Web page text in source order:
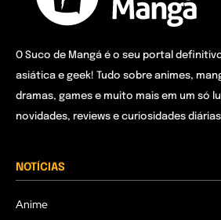
O Suco de Mangá é o seu portal
asiática e geek! Tudo sobre animes,
dramas, games e muito mais em um só
novidades, reviews e curiosidades
NOTÍCIAS
Anime